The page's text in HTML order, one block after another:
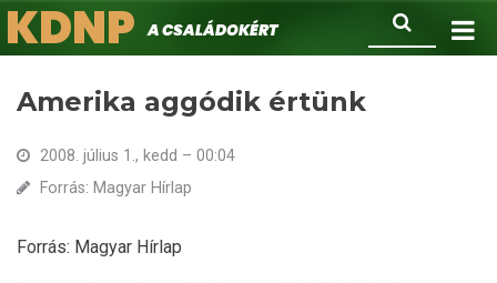
Ugrás
a
Keresés
KDNPA családokért.
Amerika aggódik értünk
2008. július 1., kedd – 00:04
Forrás: Magyar Hírlap
Forrás: Magyar Hírlap